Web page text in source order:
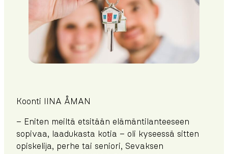
Koonti IINA ÅMAN
– Eniten meiltä etsitään elämäntilanteeseen
sopivaa, laadukasta kotia – oli kyseessä sitten
opiskelija, perhe tai seniori, Sevaksen